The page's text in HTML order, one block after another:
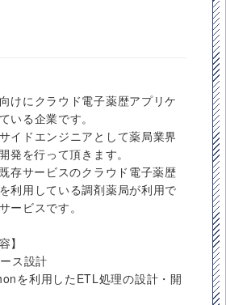
けにクラウド電子薬歴アプリケ
いる企業です。
イドエンジニアとして薬局業界
発を行って頂きます。
存サービスのクラウド電子薬歴
利用している調剤薬局が利用で
ービスです。
】
ス設計
を利用したETL処理の設計・開